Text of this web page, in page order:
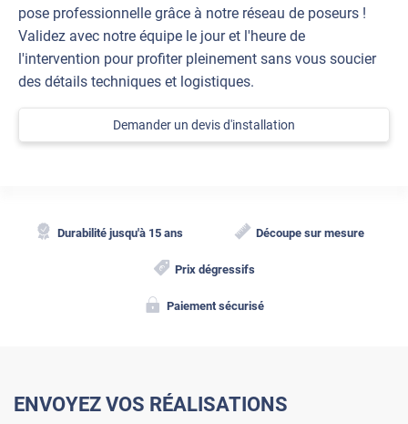
pose professionnelle grâce à notre réseau de poseurs !
Validez avec notre équipe le jour et l'heure de
l'intervention pour profiter pleinement sans vous soucier
des détails techniques et logistiques.
Demander un devis d'installation
Durabilité jusqu'à 15 ans Découpe sur mesure
Prix dégressifs
Paiement sécurisé
ENVOYEZ VOS RÉALISATIONS